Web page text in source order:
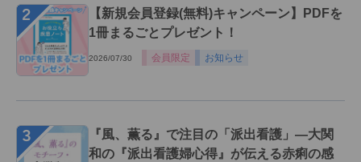
２
【新規会員登録(無料)キャンペーン】PDFを
1冊まるごとプレゼント！
2026/07/30 会員限定 お知らせ
３
『風、薫る』で注目の「派出看護」―大関
和の『派出看護婦心得』が伝える赤痢の感